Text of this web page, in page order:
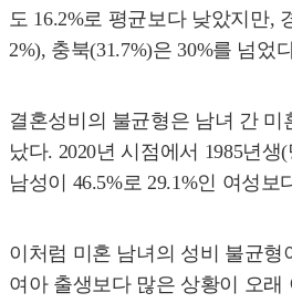
도 16.2%로 평균보다 낮았지만,
2%), 충북(31.7%)은 30%를 넘었
결혼성비의 불균형은 남녀 간 미
났다. 2020년 시점에서 1985년
남성이 46.5%로 29.1%인 여성보
이처럼 미혼 남녀의 성비 불균형
여아 출생보다 많은 상황이 오래